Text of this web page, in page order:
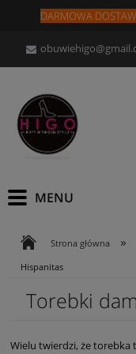
DARMOWA
Strona główna »
Hispanitas
Torebki
Wielu twierdzi, że torebka